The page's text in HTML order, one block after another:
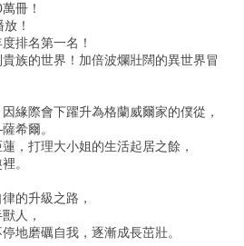
冊！
！
排名第一名！
族的世界！加倍波爛壯闊的異世界冒
緣際會下躍升為格蘭威爾家的僕從，
希爾。
，打理大小姐的生活起居之餘，
。
的升級之路，
人，
地磨礪自我，逐漸成長茁壯。